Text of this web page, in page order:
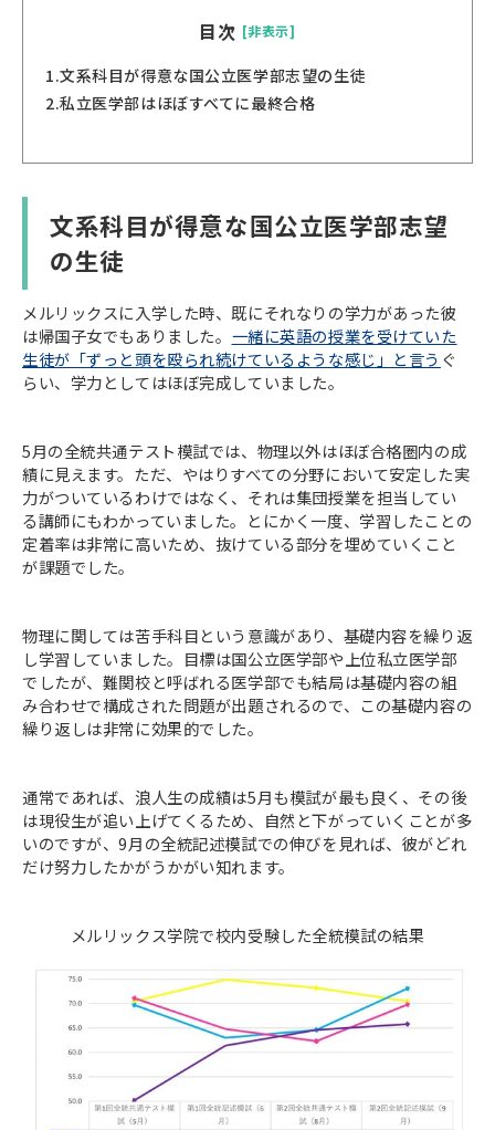
目次 [非表示]
1.文系科目が得意な国公立医学部志望の生徒
2.私立医学部はほぼすべてに最終合格
文系科目が得意な国公立医学部志望
の生徒
メルリックスに入学した時、既にそれなりの学力があった彼
は帰国子女でもありました。 一緒に英語の授業を受けていた
生徒が「ずっと頭を殴られ続けているような感じ」と言う ぐ
らい、学力としてはほぼ完成していました。
5月の全統共通テスト模試では、物理以外はほぼ合格圏内の成
績に見えます。ただ、やはりすべての分野において安定した実
力がついているわけではなく、それは集団授業を担当してい
る講師にもわかっていました。とにかく一度、学習したことの
定着率は非常に高いため、抜けている部分を埋めていくこと
が課題でした。
物理に関しては苦手科目という意識があり、基礎内容を繰り返
し学習していました。目標は国公立医学部や上位私立医学部
でしたが、難関校と呼ばれる医学部でも結局は基礎内容の組
み合わせで構成された問題が出題されるので、この基礎内容の
繰り返しは非常に効果的でした。
通常であれば、浪人生の成績は5月も模試が最も良く、その後
は現役生が追い上げてくるため、自然と下がっていくことが多
いのですが、9月の全統記述模試での伸びを見れば、彼がどれ
だけ努力したかがうかがい知れます。
メルリックス学院で校内受験した全統模試の結果